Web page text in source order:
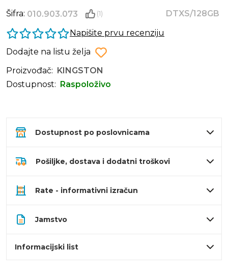
Šifra: 010.903.073 (1)
DTXS/128GB
Napišite prvu recenziju
Dodajte na listu želja
Proizvođač:
KINGSTON
Dostupnost:
Raspoloživo
Dostupnost po poslovnicama
Pošiljke, dostava i dodatni troškovi
Rate - informativni izračun
Jamstvo
Informacijski list